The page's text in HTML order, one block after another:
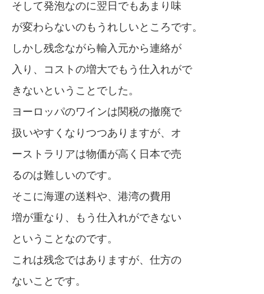
そして発泡なのに翌日でもあまり味
が変わらないのもうれしいところです。
しかし残念ながら輸入元から連絡が
入り、コストの増大でもう仕入れがで
きないということでした。
ヨーロッパのワインは関税の撤廃で
扱いやすくなりつつありますが、オ
ーストラリアは物価が高く日本で売
るのは難しいのです。
そこに海運の送料や、港湾の費用
増が重なり、もう仕入れができない
ということなのです。
これは残念ではありますが、仕方の
ないことです。